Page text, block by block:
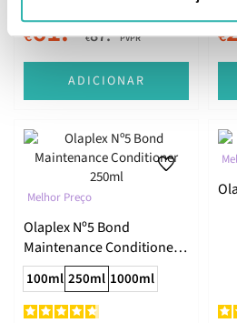
€61.04€87. PVPR
ADICIONAR
€
Melhor Preço
Olaplex Nº5 Bond
Maintenance Conditioner
250ml
100ml 250ml 1000ml